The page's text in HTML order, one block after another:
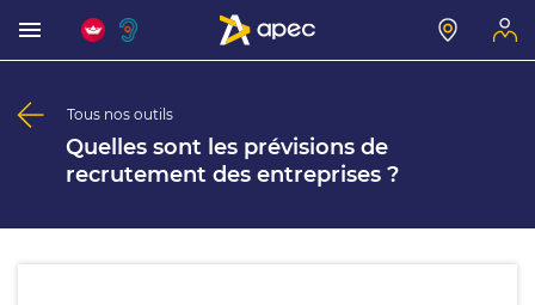
Tous nos outils
Quelles sont les prévisions de
recrutement des entreprises ?